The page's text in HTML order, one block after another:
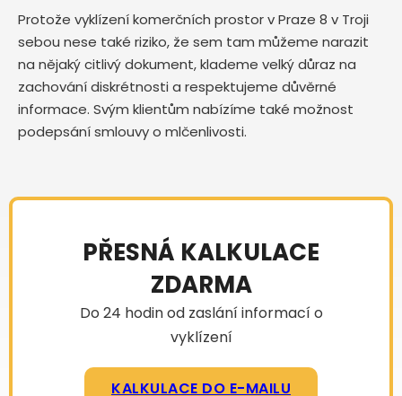
Protože vyklízení komerčních prostor v Praze 8 v Troji
sebou nese také riziko, že sem tam můžeme narazit
na nějaký citlivý dokument, klademe velký důraz na
zachování diskrétnosti a respektujeme důvěrné
informace. Svým klientům nabízíme také možnost
podepsání smlouvy o mlčenlivosti.
PŘESNÁ KALKULACE
ZDARMA
Do 24 hodin od zaslání informací o
vyklízení
KALKULACE DO E-MAILU